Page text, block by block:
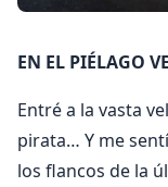
EN EL PIÉLAGO
Entré a la vasta
pirata… Y me
los flancos de la